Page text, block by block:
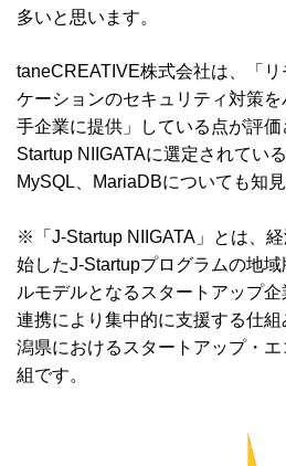
多いと思います。
taneCREATIVE株式会社は、「
ケーションのセキュリティ対策
手企業に提供」している点が評
Startup NIIGATAに選定されてい
MySQL、MariaDBについても知
※「J-Startup NIIGATA」とは、
始したJ-Startupプログラムの地
ルモデルとなるスタートアップ
連携により集中的に支援する仕
潟県におけるスタートアップ・
組です。